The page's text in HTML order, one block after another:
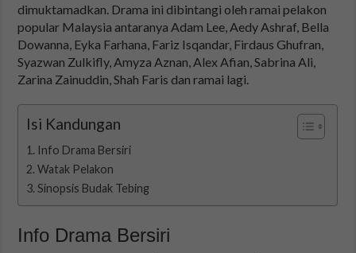
dimuktamadkan. Drama ini dibintangi oleh ramai pelakon
popular Malaysia antaranya Adam Lee, Aedy Ashraf, Bella
Dowanna, Eyka Farhana, Fariz Isqandar, Firdaus Ghufran,
Syazwan Zulkifly, Amyza Aznan, Alex Afian, Sabrina Ali,
Zarina Zainuddin, Shah Faris dan ramai lagi.
Isi Kandungan
Info Drama Bersiri
Watak Pelakon
Sinopsis Budak Tebing
Info Drama Bersiri